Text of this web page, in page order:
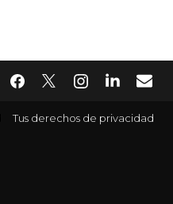
Tus derechos de privacidad